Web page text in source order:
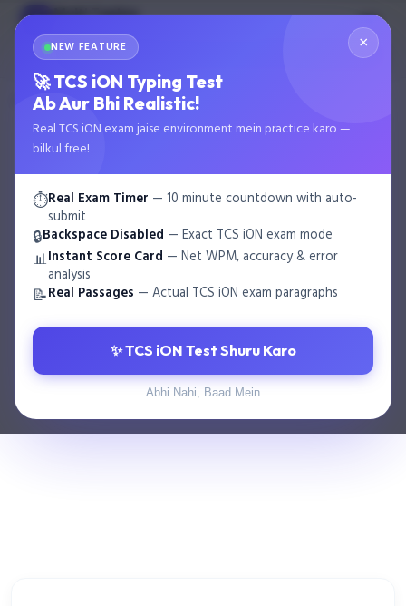
×
NEW FEATURE
🚀 TCS iON Typing Test
Ab Aur Bhi Realistic!
Real TCS iON exam jaise environment mein practice karo —
bilkul free!
⏱️Real Exam Timer — 10 minute countdown with auto-
submit
🔒Backspace Disabled — Exact TCS iON exam mode
📊Instant Score Card — Net WPM, accuracy & error
analysis
📝Real Passages — Actual TCS iON exam paragraphs
✨ TCS iON Test Shuru Karo
Abhi Nahi, Baad Mein
MT Multi Typing
🌙
Home › Blog › SSC, Railway और Court Exams के Typing Test की…